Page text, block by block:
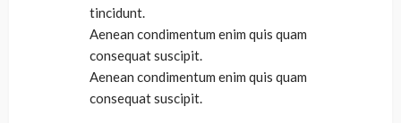
tincidunt.
Aenean condimentum enim quis quam
consequat suscipit.
Aenean condimentum enim quis quam
consequat suscipit.